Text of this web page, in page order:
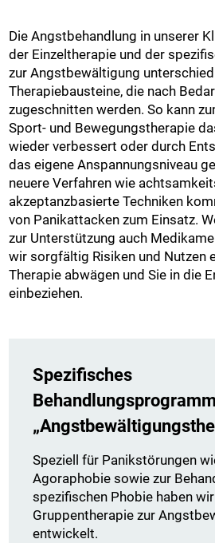
Die Angstbehandlung in unserer
der Einzeltherapie und der
zur Angstbewältigung
Therapiebausteine, die nach
zugeschnitten werden. So kann
Sport- und Bewegungstherapie
wieder verbessert oder durch
das eigene Anspannungsniveau
neuere Verfahren wie
akzeptanzbasierte Techniken
von Panikattacken zum Einsatz.
zur Unterstützung auch
wir sorgfältig Risiken und Nutzen
Therapie abwägen und Sie in die
einbeziehen.
Spezifisches
Speziell für Panikstörungen
Agoraphobie sowie zur
spezifischen Phobie haben
Gruppentherapie zur
entwickelt.